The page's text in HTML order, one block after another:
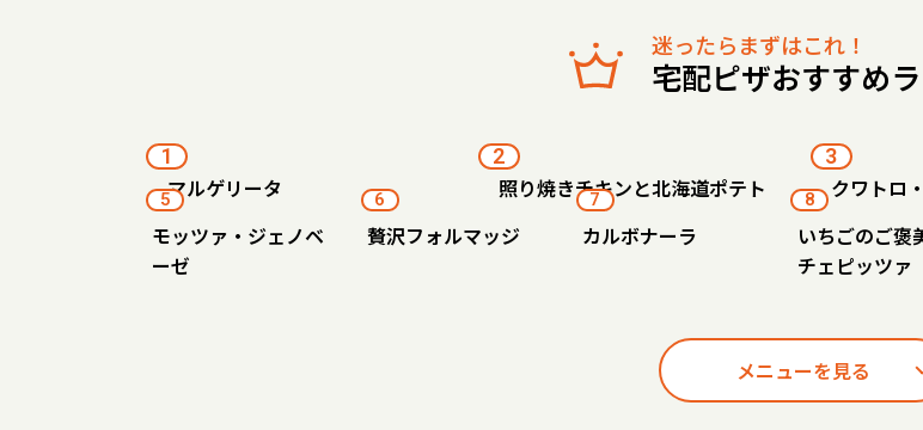
迷ったらまずはこれ！
宅配ピザおすすめ
1
マルゲリータ
2
照り焼きチキンと北海道ポテト
3
クワトロ
5
モッツァ・ジェノベ
ーゼ
6
贅沢フォルマッジ
7
カルボナーラ
8
いちごのご褒
チェピッツァ
メニューを見る